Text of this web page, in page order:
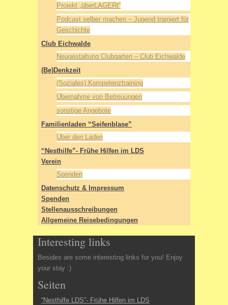
Projekt „überLAGERt“
Podcast selber machen – Jugend trainiert für
Geschichte
Club Eichwalde
Neugestaltung Clubgarten – Club Eichwalde
(Be)Denkzeit
(Soziales) Kompetenztraining
Übernahme von Betreuungen
sonstige Angebote
Familienladen “Seifenblase”
Über den Laden
“Nesthilfe”- Frühe Hilfen im LDS
Verein
Spenden
Datenschutz & Impressum
Spenden
Stellenausschreibungen
Allgemeine Reisebedingungen
Interesting links
Besides are some interesting links for you! Enjoy
your stay :)
Seiten
“Nesthilfe LDS”- Frühe Hilfen im LDS